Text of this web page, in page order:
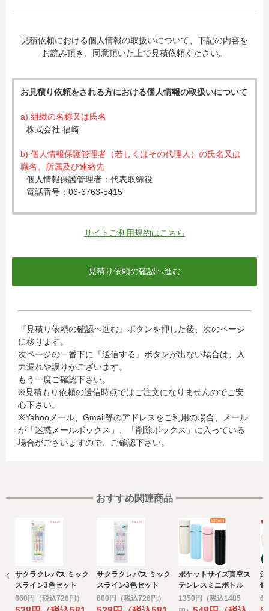
見積依頼における個人情報の取扱いについて、下記の内容を
お読み頂き、同意頂いた上で見積依頼ください。
お見積り依頼をされる方における個人情報の取扱いについて
a) 組織の名称又は氏名
株式会社 福崎
b) 個人情報保護管理者（若しくはその代理人）の氏名又は
職名、所属及び連絡先
個人情報保護管理者：代表取締役
電話番号：06-6763-5415
c) 個人情報の利用目的
入力された個人情報は、お見積り依頼への対応のために利
d) 個人情報の第三者提供について
当社がお客様から収集した以下の個人情報等は、カード発
行会社が行う不正利用検知・防止のために、お客様が利用
されているカード発行会社へ提供させていただきます。(氏
名、電話番号、email アドレス、インターネット利用環境
に関する情報等)
お客様が利用されているカード発行会社が外国にある場
合、これらの情報は当該発行会社が所属する国に移転され
る場合があります。当社では、お客様から収集した情報か
らは、ご利用のカード発行会社及び当該会社が所在する国
を特定することができないため、以下の個人情報保護措置
・発行会社の個人情報保護の措置
なお、個人情報保護委員会のホームページ
(https://www.ppc.go.jp/)では、各国における個人情報保護
制度に関する情報について掲載されています。
お客様が未成年の場合、親権者または後見人の承諾を得た
上で、本サービスを利用するものとします。
e) 個人情報の取扱いの委託について
取得した個人情報の取扱いの全部又は、一部を委託するこ
とがあります。
サイトご利用規約はこちら
『見積り依頼の確認へ進む』ボタンを押した後、次のページ
に移ります。
次ページの一番下に『送信する』ボタンが出ない場合は、入
力漏れや誤りがございます。
もう一度ご確認下さい。
※見積もり依頼の送信時点ではご注文になりませんのでご安
心下さい。
※Yahooメール、Gmail等のアドレスをご利用の場合、メール
が「迷惑メールボックス」、「削除ボックス」に入っている
場合がございますので、ご確認下さい。
おすすめ関連商品
サクラクレパス ミック
スライン3色セット
ジューシーカラー マ
ーカーペン
660円（税込726円）
サクラクレパス ミック
スライン3色セット
ナチュラルカラー マ
ーカーペン
660円（税込726円）
ポケットサイズ真空ス
テンレスミニボトル
130ｍｌ
1350円（税込1485
鉛